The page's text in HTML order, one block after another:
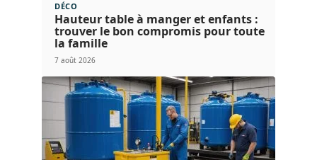
DÉCO
Hauteur table à manger et enfants :
trouver le bon compromis pour toute
la famille
7 août 2026